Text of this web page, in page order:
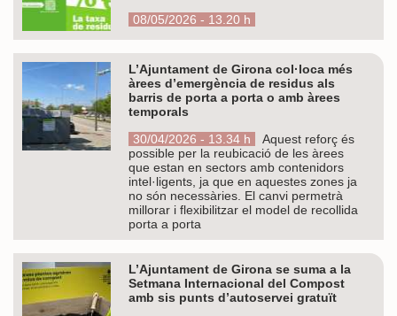
08/05/2026 - 13.20 h
L’Ajuntament de Girona col·loca més
àrees d’emergència de residus als
barris de porta a porta o amb àrees
temporals
30/04/2026 - 13.34 h
Aquest reforç és
possible per la reubicació de les àrees
que estan en sectors amb contenidors
intel·ligents, ja que en aquestes zones ja
no són necessàries. El canvi permetrà
millorar i flexibilitzar el model de recollida
porta a porta
L’Ajuntament de Girona se suma a la
Setmana Internacional del Compost
amb sis punts d’autoservei gratuït